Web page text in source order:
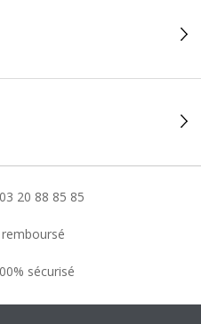
03 20 88 85 85
remboursé
sécurisé